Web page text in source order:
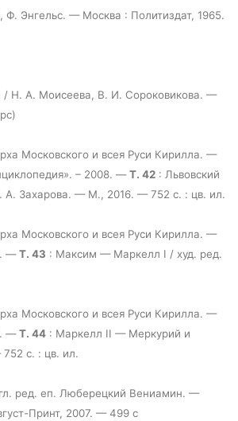
Энгельс. — Москва : Политиздат, 1965.
/ Н. А. Моисеева, В. И. Сороковикова. —
Московского и всея Руси Кирилла. —
– 2008. —Т. 42 : Львовский
Захарова. — М., 2016. — 752 с. : цв. ил.
Московского и всея Руси Кирилла. —
—Т. 43 : Максим — Маркелл I / худ. ред.
Московского и всея Руси Кирилла. —
—Т. 44 : Маркелл II — Меркурий и
с. : цв. ил.
ред. еп. Люберецкий Вениамин. —
Принт, 2007. — 499 с